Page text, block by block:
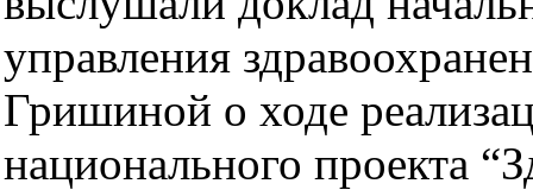
управления
Гришиной о ходе
национального проекта